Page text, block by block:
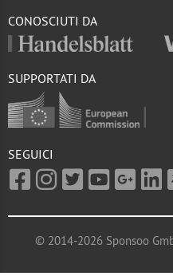
CONOSCIUTI DA
SUPPORTATI DA
SEGUICI
© 2014-2026 Sponsoo